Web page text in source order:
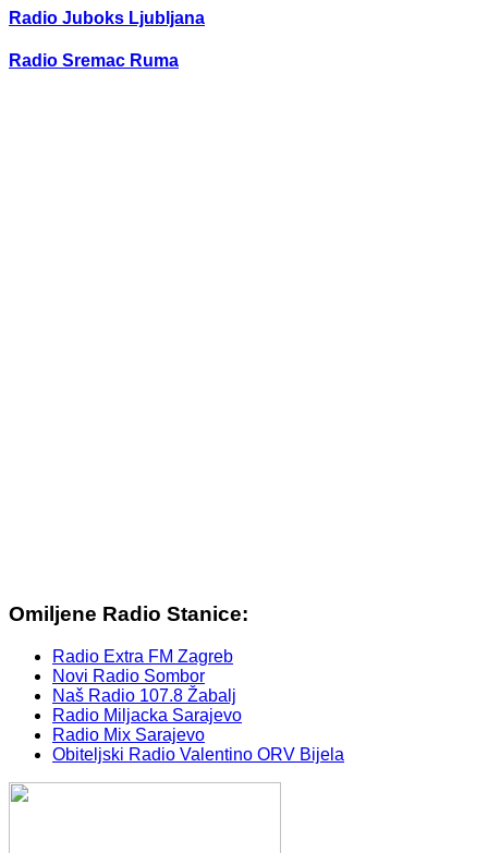
Radio Juboks Ljubljana
Radio Sremac Ruma
Omiljene Radio Stanice:
Radio Extra FM Zagreb
Novi Radio Sombor
Naš Radio 107.8 Žabalj
Radio Miljacka Sarajevo
Radio Mix Sarajevo
Obiteljski Radio Valentino ORV Bijela